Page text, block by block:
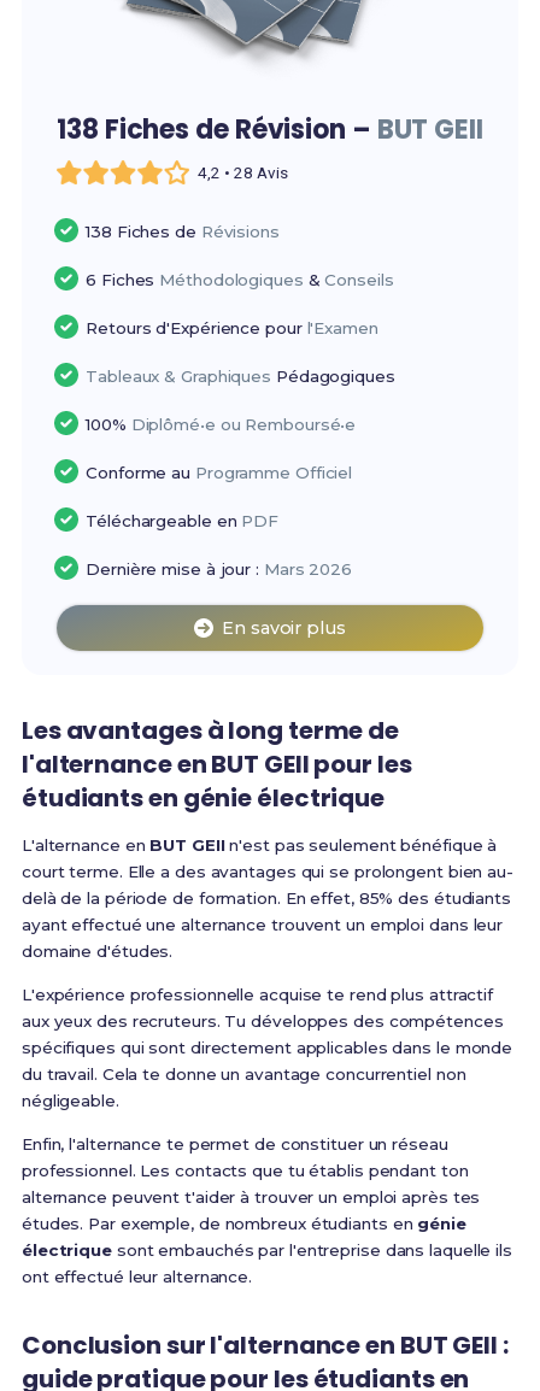
138 Fiches de Révision – BUT GEII
4,2 • 28 Avis
138 Fiches de Révisions
6 Fiches Méthodologiques &Conseils
Retours d'Expérience pour l'Examen
Tableaux & Graphiques Pédagogiques
100% Diplômé•e ou Remboursé•e
Conforme au Programme Officiel
Téléchargeable en PDF
Dernière mise à jour : Mars 2026
En savoir plus
Les avantages à long terme de
l'alternance en BUT GEII pour les
étudiants en génie électrique
L'alternance en BUT GEIIn'est pas seulement bénéfique à
court terme. Elle a des avantages qui se prolongent bien au-
delà de la période de formation. En effet, 85% des étudiants
ayant effectué une alternance trouvent un emploi dans leur
domaine d'études.
L'expérience professionnelle acquise te rend plus attractif
aux yeux des recruteurs. Tu développes des compétences
spécifiques qui sont directement applicables dans le monde
du travail. Cela te donne un avantage concurrentiel non
négligeable.
Enfin, l'alternance te permet de constituer un réseau
professionnel. Les contacts que tu établis pendant ton
alternance peuvent t'aider à trouver un emploi après tes
études. Par exemple, de nombreux étudiants en génie
électriquesont embauchés par l'entreprise dans laquelle ils
ont effectué leur alternance.
Conclusion sur l'alternance en BUT GEII :
guide pratique pour les étudiants en